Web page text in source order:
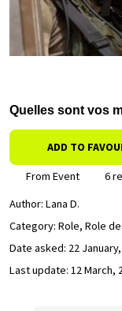
Quelles sont vos
ADD TO
From Event 6
Author: Lana D.
Category: Role, Role
Date asked: 22
Last update: 12 March,